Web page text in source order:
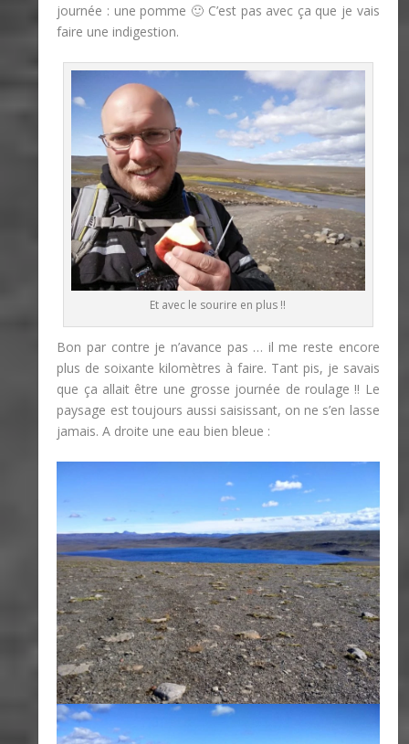
journée : une pomme 🙂 C’est pas avec ça que je vais
faire une indigestion.
Et avec le sourire en plus !!
Bon par contre je n’avance pas … il me reste encore
plus de soixante kilomètres à faire. Tant pis, je savais
que ça allait être une grosse journée de roulage !! Le
paysage est toujours aussi saisissant, on ne s’en lasse
jamais. A droite une eau bien bleue :